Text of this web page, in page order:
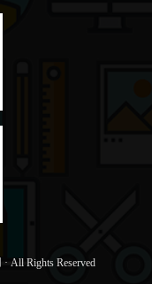
· All Rights Reserved